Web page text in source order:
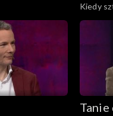
Kiedy
Tanie